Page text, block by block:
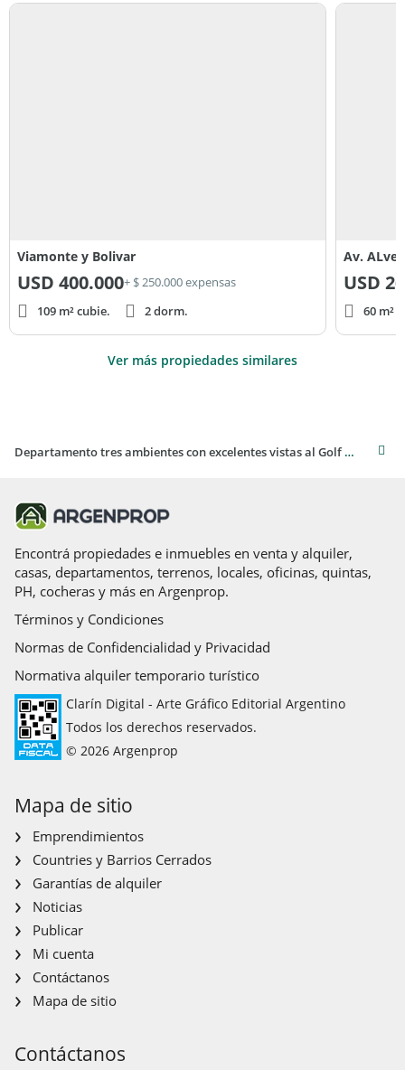
Viamonte y Bolivar
USD 400.000+ $ 250.000 expensas
109 m² cubie.
2 dorm.
Av.
USD
60 m²
Ver más propiedades similares
Departamento tres ambientes con excelentes vistas al Golf y al mar
Encontrá propiedades e inmuebles en venta y alquiler,
casas, departamentos, terrenos, locales, oficinas, quintas,
PH, cocheras y más en Argenprop.
Términos y Condiciones
Normas de Confidencialidad y Privacidad
Normativa alquiler temporario turístico
Clarín Digital - Arte Gráfico Editorial Argentino
Todos los derechos reservados.
© 2026 Argenprop
Mapa de sitio
Emprendimientos
Countries y Barrios Cerrados
Garantías de alquiler
Noticias
Publicar
Mi cuenta
Contáctanos
Mapa de sitio
Contáctanos